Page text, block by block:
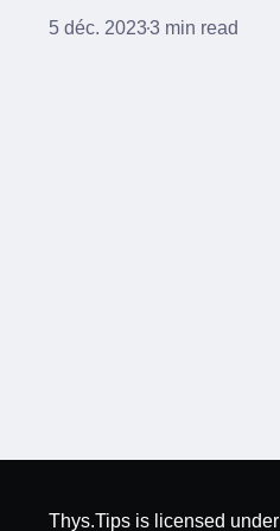
5 déc. 20233 min read
Thys.Tipsis licensed under